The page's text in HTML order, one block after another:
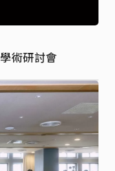
術研討會